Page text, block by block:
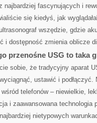
najbardziej fascynujących i
się kiedyś, jak
wszędzie, gdzie
i dostępność zmienia oblicze
przenośne USG to taka
sobie, że tradycyjny aparat
ustawić i podłączyć.
telefonów – niewielkie,
i zaawansowana
nietypowych